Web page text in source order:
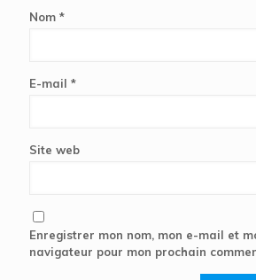
Nom *
E-mail *
Site web
Enregistrer mon nom, mon e-mail et
navigateur pour mon prochain